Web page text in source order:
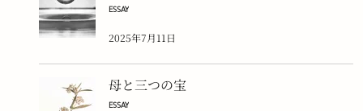
ESSAY
2025年7月11日
母と三つの宝
ESSAY